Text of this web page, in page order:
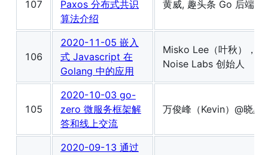
107
Paxos 分布式共识
算法介绍
黄威, 趣头条 Go 后端工
106
2020-11-05 嵌入
式 Javascript 在
Golang 中的应用
Misko Lee（叶秋），
Noise Labs 创始人
105
2020-10-03 go-
zero 微服务框架解
答和线上交流
万俊峰（Kevin）@晓黑
2020-09-13 通过